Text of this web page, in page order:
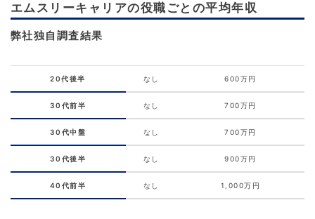
エムスリーキャリアの役職ごとの平均年収
弊社独自調査結果
20代後半 なし 600万円
30代前半 なし 700万円
30代中盤 なし 700万円
30代後半 なし 900万円
40代前半 なし 1,000万円